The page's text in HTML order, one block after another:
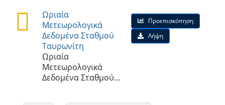
Ωριαία
Μετεωρολογικά
Δεδομένα Σταθμού
Ταυρωνίτη
Ωριαία
Μετεωρολογικά
Δεδομένα Σταθμού…
Προεπισκόπηση
Λήψη